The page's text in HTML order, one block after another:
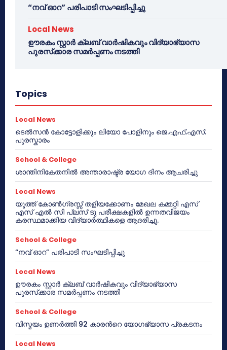
“നവ് ഓറ” പരിപാടി സംഘടിപ്പിച്ചു
Local News
ഊരകം സ്റ്റാർ ക്ലബ് വാർഷികവും വിദ്യാഭ്യാസ
പുരസ്‌ക്കാര സമർപ്പണം നടത്തി
Topics
Local News
ടെൽസൻ കോട്ടോളിക്കും ലിയോ പോളിനും ജെ.എഫ്.എസ്.
പുരസ്കാരം
School & College
ശാന്തിനികേതനിൽ അന്താരാഷ്ട്ര യോഗ ദിനം ആചരിച്ചു
Local News
യൂത്ത് കോൺഗ്രസ്സ് തളിയക്കോണം മേഖല കമ്മറ്റി എസ്
എസ് എൽ സി പ്ലസ് ടു പരീക്ഷകളിൽ ഉന്നതവിജയം
കരസ്ഥമാക്കിയ വിദ്യാർത്ഥികളെ ആദരിച്ചു.
School & College
“നവ് ഓറ” പരിപാടി സംഘടിപ്പിച്ചു
Local News
ഊരകം സ്റ്റാർ ക്ലബ് വാർഷികവും വിദ്യാഭ്യാസ
പുരസ്‌ക്കാര സമർപ്പണം നടത്തി
School & College
വിസ്മയം ഉണർത്തി 92 കാരൻറെ യോഗഭ്യാസ പ്രകടനം
Local News